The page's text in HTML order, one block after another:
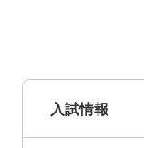
入試情報